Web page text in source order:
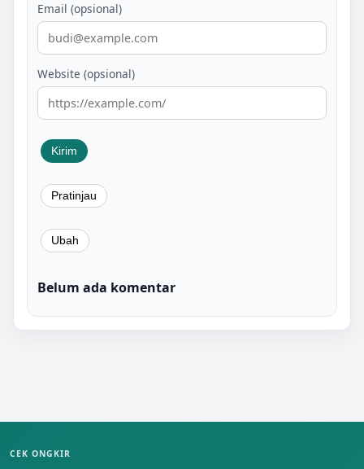
Email (opsional)
Website (opsional)
Belum ada komentar
CEK ONGKIR